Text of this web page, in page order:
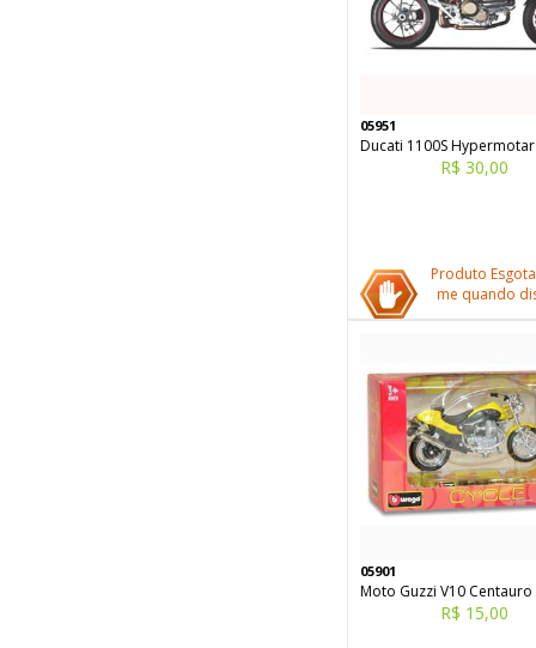
05951
Ducati 1100S
R$ 30,00
Produto
me quando
05901
Moto Guzzi V10 Centauro
R$ 15,00